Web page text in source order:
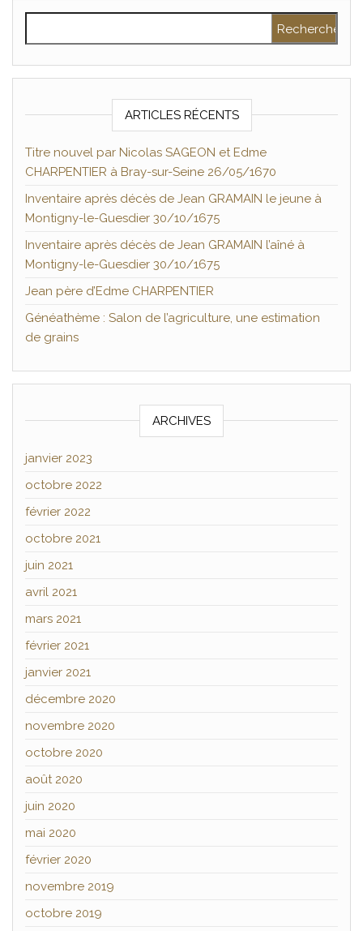
ARTICLES RÉCENTS
Titre nouvel par Nicolas SAGEON et Edme
CHARPENTIER à Bray-sur-Seine 26/05/1670
Inventaire après décès de Jean GRAMAIN le jeune à
Montigny-le-Guesdier 30/10/1675
Inventaire après décès de Jean GRAMAIN l’aîné à
Montigny-le-Guesdier 30/10/1675
Jean père d’Edme CHARPENTIER
Généathème : Salon de l’agriculture, une estimation
de grains
ARCHIVES
janvier 2023
octobre 2022
février 2022
octobre 2021
juin 2021
avril 2021
mars 2021
février 2021
janvier 2021
décembre 2020
novembre 2020
octobre 2020
août 2020
juin 2020
mai 2020
février 2020
novembre 2019
octobre 2019